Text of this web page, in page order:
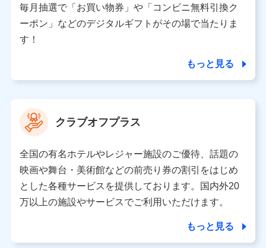
ドコモおよび提携会社のサービスを案内、提供するため
（各サービスで取得したサービス利用履歴、ウェブサイ
トの閲覧履歴、購買履歴、ご契約内容等のパーソナルデ
ータを分析して、お客さまの趣味・嗜好・傾向に応じた
上記に係る案内・手続き・管理等付帯業務を行うため
【当該個人データの管理について責任を有する者の名称・住
所・代表者名】
当該個人データを取り扱う各共同利用者（詳細は次のとお
り）
東京都千代田区永田町2丁目11番1号 山王パークタワー
株式会社NTTドコモ 代表取締役社長 前田 義晃
東京都中央区日本橋人形町2-14-10 アーバンネット日本橋
ビル 3F
毎月抽選で「お買い物券」や「コンビニ無料引換ク
ーポン」などのデジタルギフトがその場で当たりま
す！
もっと見る
クラブオフプラス
全国の有名ホテルやレジャー施設のご優待、話題の
映画や舞台・美術館などの前売り券の割引をはじめ
とした各種サービスを提供しております。国内外20
万以上の施設やサービスでご利用いただけます。
もっと見る